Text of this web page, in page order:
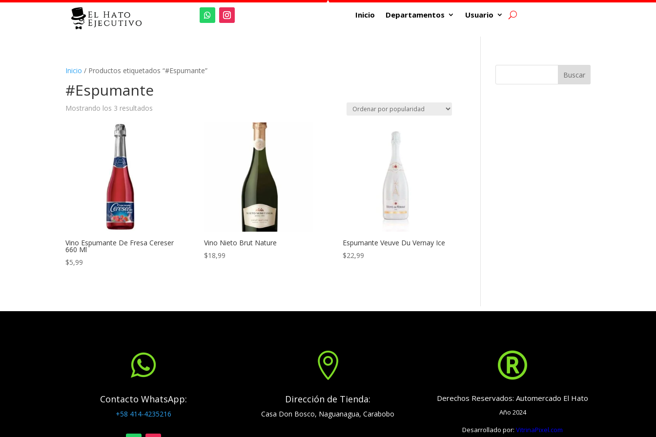
Inicio Departamentos Usuario
Inicio / Productos etiquetados “#Espumante”
#Espumante
Mostrando los 3 resultados
Vino Espumante De Fresa Cereser
660 Ml
$5,99
Vino Nieto Brut Nature
$18,99
Espumante Veuve Du Vernay Ice
$22,99
Buscar

Contacto WhatsApp:
+58 414-4235216

Dirección de Tienda:
Casa Don Bosco, Naguanagua, Carabobo

Derechos Reservados: Automercado El Hato
Año 2024
Desarrollado por:VitrinaPixel.com